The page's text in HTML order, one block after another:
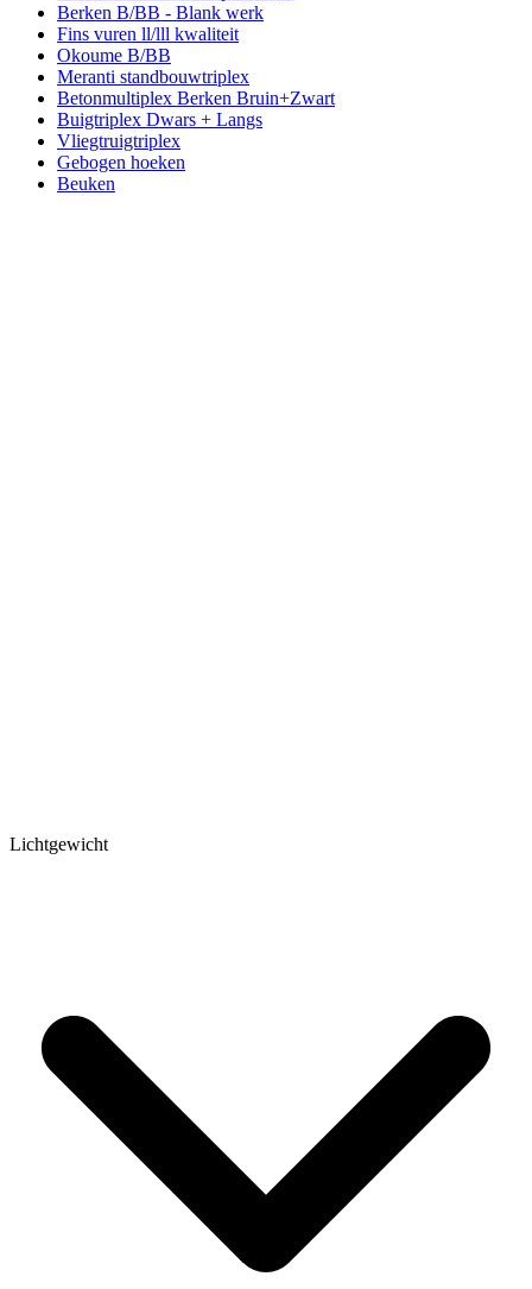
Berken B/BB - Blank werk
Fins vuren ll/lll kwaliteit
Okoume B/BB
Meranti standbouwtriplex
Betonmultiplex Berken Bruin+Zwart
Buigtriplex Dwars + Langs
Vliegtruigtriplex
Gebogen hoeken
Beuken
Lichtgewicht